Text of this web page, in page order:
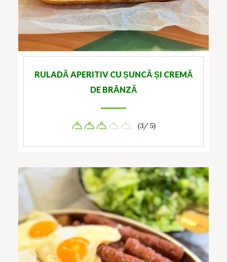
RULADĂ APERITIV CU ȘUNCĂ ȘI CREMĂ
DE BRÂNZĂ
(3/ 5)